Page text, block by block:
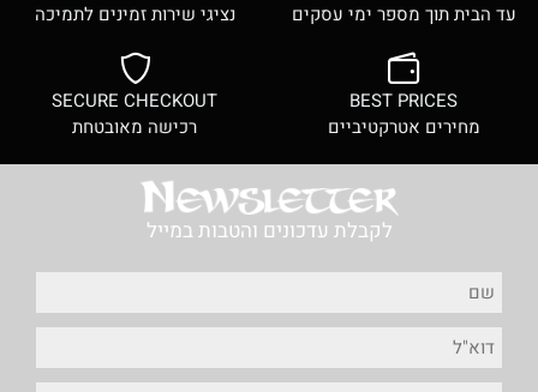
עד הבית תוך מספר ימי עסקים
נציגי שירות זמינים לתמיכה
BEST PRICES
מחירים אטרקטיביים
SECURE CHECKOUT
רכישה מאובטחת
לקבלת עדכונים והטבות במייל